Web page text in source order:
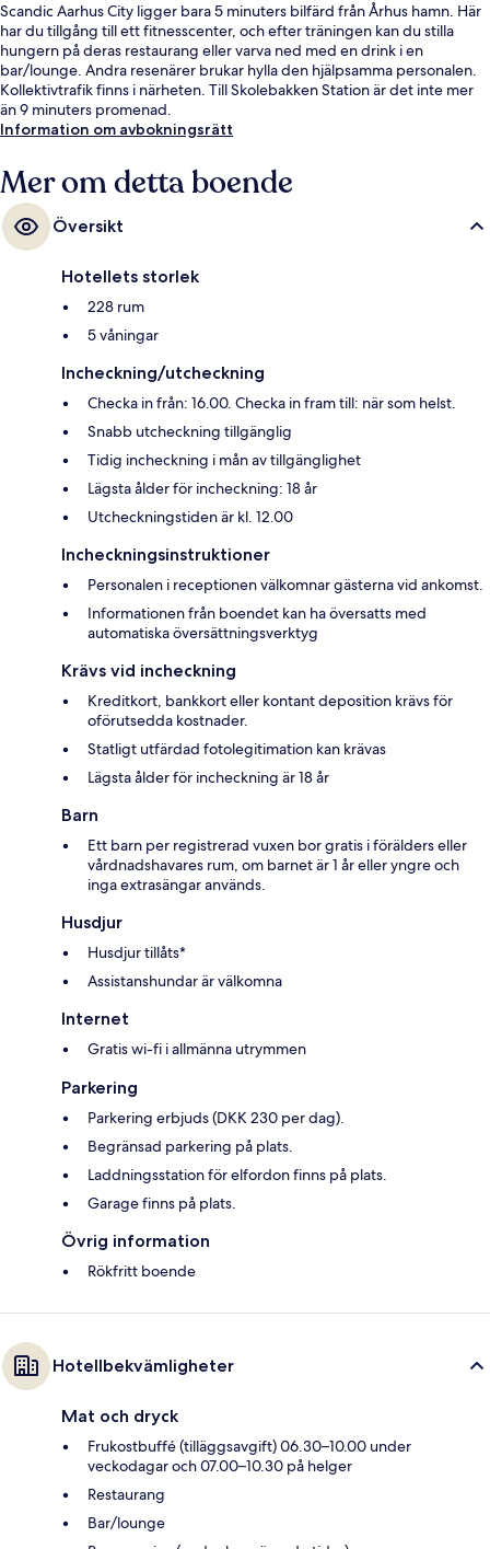
Scandic Aarhus City ligger bara 5 minuters bilfärd från Århus hamn. Här
har du tillgång till ett fitnesscenter, och efter träningen kan du stilla
hungern på deras restaurang eller varva ned med en drink i en
bar/lounge. Andra resenärer brukar hylla den hjälpsamma personalen.
Kollektivtrafik finns i närheten. Till Skolebakken Station är det inte mer
än 9 minuters promenad.
Information om avbokningsrätt
Mer om detta boende
Översikt
Hotellets storlek
228 rum
5 våningar
Incheckning/utcheckning
Checka in från: 16.00. Checka in fram till: när som helst.
Snabb utcheckning tillgänglig
Tidig incheckning i mån av tillgänglighet
Lägsta ålder för incheckning: 18 år
Utcheckningstiden är kl. 12.00
Incheckningsinstruktioner
Personalen i receptionen välkomnar gästerna vid ankomst.
Informationen från boendet kan ha översatts med
automatiska översättningsverktyg
Krävs vid incheckning
Kreditkort, bankkort eller kontant deposition krävs för
oförutsedda kostnader.
Statligt utfärdad fotolegitimation kan krävas
Lägsta ålder för incheckning är 18 år
Barn
Ett barn per registrerad vuxen bor gratis i förälders eller
vårdnadshavares rum, om barnet är 1 år eller yngre och
inga extrasängar används.
Husdjur
Husdjur tillåts*
Assistanshundar är välkomna
Internet
Gratis wi-fi i allmänna utrymmen
Parkering
Parkering erbjuds (DKK 230 per dag).
Begränsad parkering på plats.
Laddningsstation för elfordon finns på plats.
Garage finns på plats.
Övrig information
Rökfritt boende
Hotellbekvämligheter
Mat och dryck
Frukostbuffé (tilläggsavgift) 06.30–10.00 under
veckodagar och 07.00–10.30 på helger
Restaurang
Bar/lounge